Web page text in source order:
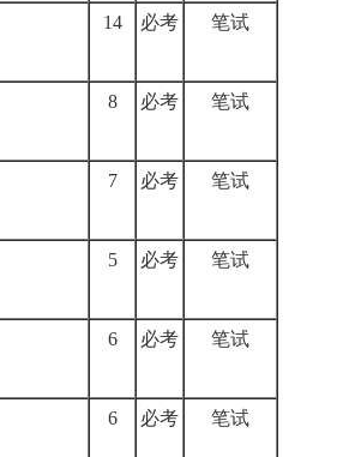
14 必考 笔试
8 必考 笔试
7 必考 笔试
5 必考 笔试
6 必考 笔试
6 必考 笔试